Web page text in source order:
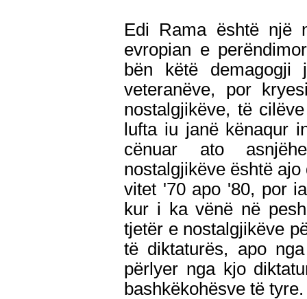
Edi Rama është një
evropian e
bën këtë
veteranëve, por
nostalgjikëve, të
lufta iu janë kënaqur
cënuar ato
nostalgjikëve është
vitet '70 apo '80, por
kur i ka vënë në
tjetër e nostalgjikëve
të diktaturës, apo
përlyer nga kjo
bashkëkohësve të tyre.